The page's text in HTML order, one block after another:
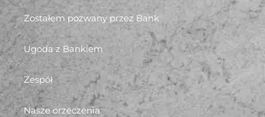
Zostałem pozwany przez Bank
Ugoda z Bankiem
Zespół
Nasze orzeczenia